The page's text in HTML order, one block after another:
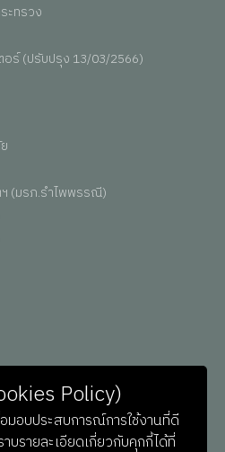
ะทรวง
ร์ (ปรับปรุง 13/03/2566)
(มรภ.รำไพพรรณี)
Policy)
มอบประสบการณ์การใช้งานที่ดี
บรายละเอียดเกี่ยวกับคุกกี้ได้ที่